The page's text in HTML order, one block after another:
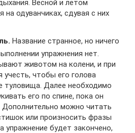
Весной и летом
на одуванчиках, сдувая с них
Название странное, но ничего
упражнения нет.
животом на колени, и при
учесть, чтобы его голова
туловища. Далее необходимо
его по спине, пока он
можно читать
или произносить фразы
упражнение будет закончено,